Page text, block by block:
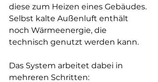
diese zum Heizen eines Gebäudes.
Selbst kalte Außenluft enthält
noch Wärmeenergie, die
technisch genutzt werden kann.
Das System arbeitet dabei in
mehreren Schritten: